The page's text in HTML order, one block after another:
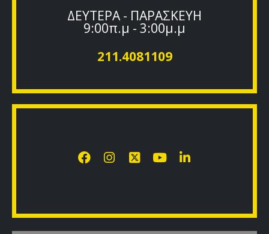
ΔΕΥΤΕΡΑ - ΠΑΡΑΣΚΕΥΗ
9:00π.μ - 3:00μ.μ
211.4081109